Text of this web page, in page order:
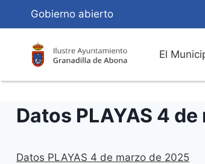
Contenido
Gobierno abierto
El
Datos PLAYAS 4
Datos PLAYAS 4 de marzo de 2025